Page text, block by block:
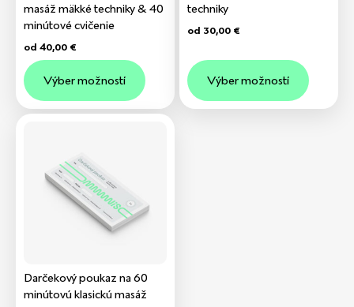
masáž mäkké techniky & 40
minútové cvičenie
od 40,00 €
Výber možností
techniky
od 30,00 €
Výber možností
Darčekový poukaz na 60
minútovú klasickú masáž